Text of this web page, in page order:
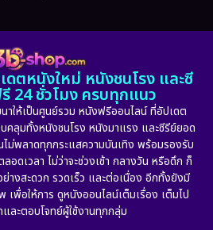
ตหนังใหม่ หนังชนโรง และซี
24 ชั่วโมง ครบทุกแนว
ให้เป็นศูนย์รวม หนังฟรีออนไลน์ ที่อัปเดต
คลุมทั้งหนังชนโรง หนังมาแรง และซีรีย์ยอด
ไม่พลาดทุกกระแสความบันเทิง พร้อมรองรับ
อดเวลา ไม่ว่าจะช่วงเช้า กลางวัน หรือดึก ก็
างสะดวก รวดเร็ว และต่อเนื่อง อีกทั้งยังมี
พื่อให้การ ดูหนังออนไลน์เต็มเรื่อง เต็มไป
ละตอบโจทย์ผู้ใช้งานทุกกลุ่ม